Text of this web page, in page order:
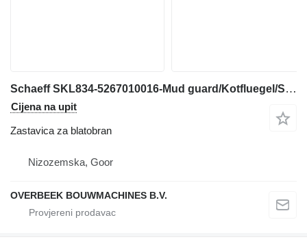
Schaeff SKL834-5267010016-Mud guard/Kotfluegel/Spatbord zastavica za blatobran za građevinske mašine
Cijena na upit
Zastavica za blatobran
Nizozemska, Goor
OVERBEEK BOUWMACHINES B.V.